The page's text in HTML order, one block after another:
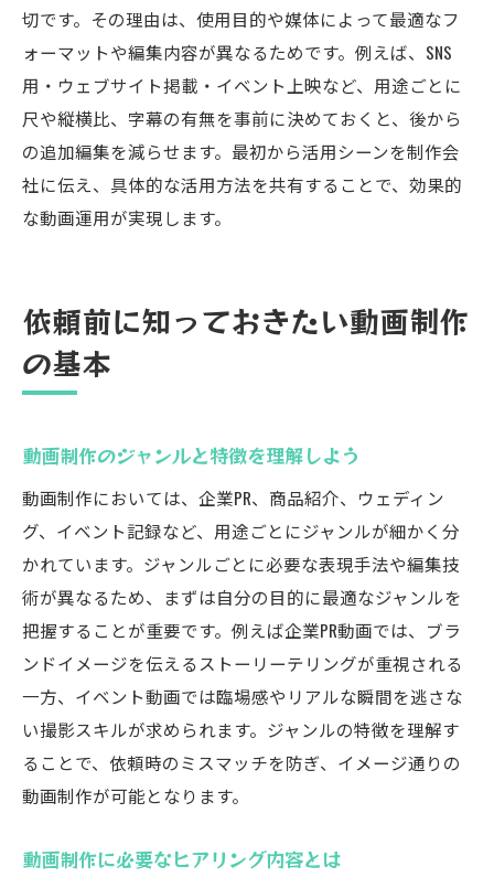
切です。その理由は、使用目的や媒体によって最適なフ
ォーマットや編集内容が異なるためです。例えば、SNS
用・ウェブサイト掲載・イベント上映など、用途ごとに
尺や縦横比、字幕の有無を事前に決めておくと、後から
の追加編集を減らせます。最初から活用シーンを制作会
社に伝え、具体的な活用方法を共有することで、効果的
な動画運用が実現します。
依頼前に知っておきたい動画制作
の基本
動画制作のジャンルと特徴を理解しよう
動画制作においては、企業PR、商品紹介、ウェディン
グ、イベント記録など、用途ごとにジャンルが細かく分
かれています。ジャンルごとに必要な表現手法や編集技
術が異なるため、まずは自分の目的に最適なジャンルを
把握することが重要です。例えば企業PR動画では、ブラ
ンドイメージを伝えるストーリーテリングが重視される
一方、イベント動画では臨場感やリアルな瞬間を逃さな
い撮影スキルが求められます。ジャンルの特徴を理解す
ることで、依頼時のミスマッチを防ぎ、イメージ通りの
動画制作が可能となります。
動画制作に必要なヒアリング内容とは